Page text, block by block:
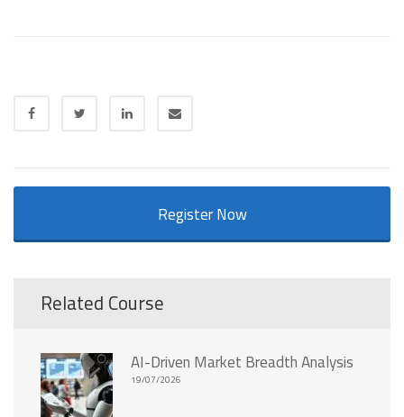
Register Now
Related Course
AI-Driven Market Breadth Analysis
19/07/2026